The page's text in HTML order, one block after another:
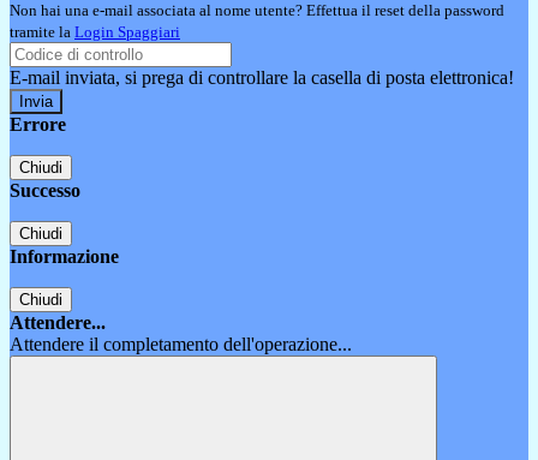
Non hai una e-mail associata al nome utente? Effettua il reset della password
tramite la Login Spaggiari
E-mail inviata, si prega di controllare la casella di posta elettronica!
Errore
Chiudi
Successo
Chiudi
Informazione
Chiudi
Attendere...
Attendere il completamento dell'operazione...